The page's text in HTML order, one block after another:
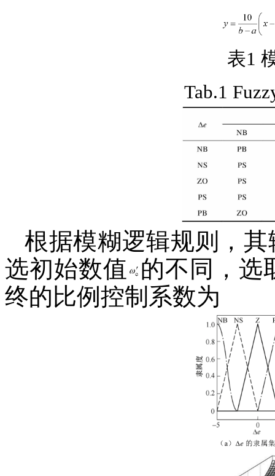
表1
Tab.1
根据模糊逻辑规则，
选初始数值
的不同，选
终的比例控制系数为